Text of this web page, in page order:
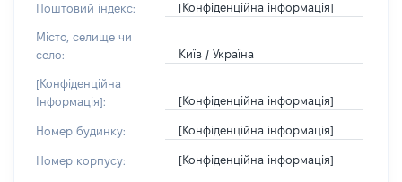
Поштовий індекс: [Конфіденційна інформація]
Місто, селище чи
село:
Київ / Україна
[Конфіденційна
Інформація]:
[Конфіденційна інформація]
Номер будинку: [Конфіденційна інформація]
Номер корпусу: [Конфіденційна інформація]